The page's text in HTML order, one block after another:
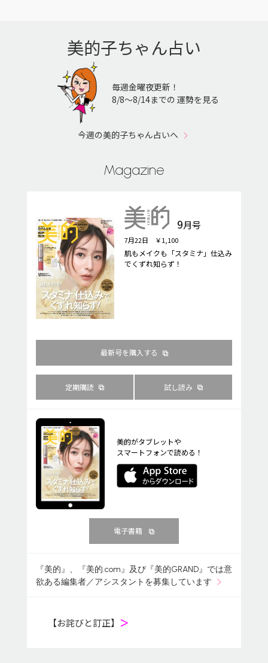
美的子ちゃん占い
毎週金曜夜更新！
8/8〜8/14までの 運勢を見る
今週の美的子ちゃん占いへ
Magazine
9月号
7月22日 ￥1,100
肌もメイクも「スタミナ」仕込み
でくずれ知らず！
最新号を購入する
定期購読 試し読み
美的がタブレットや
スマートフォンで読める！
電子書籍
『美的』、『美的.com』及び『美的GRAND』では意
欲ある編集者／アシスタントを募集しています
【お詫びと訂正】 ＞